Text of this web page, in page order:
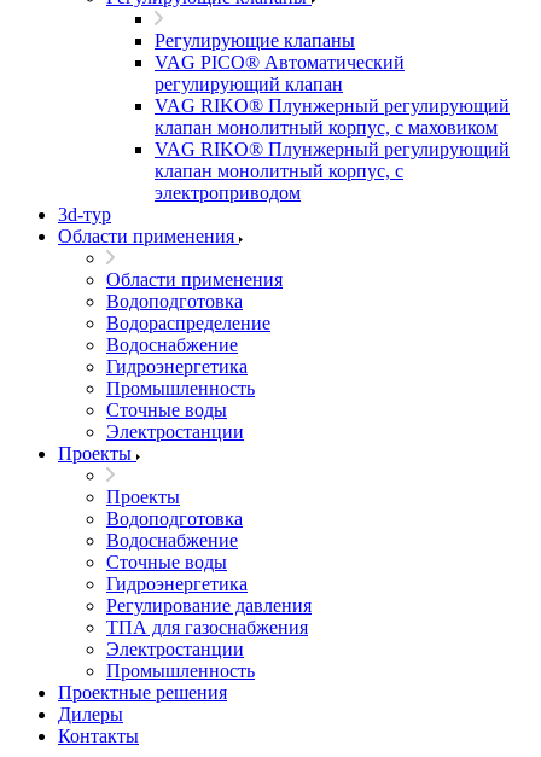
Регулирующие клапаны
VAG PICO® Автоматический
регулирующий клапан
VAG RIKO® Плунжерный регулирующий
клапан монолитный корпус, с маховиком
VAG RIKO® Плунжерный регулирующий
клапан монолитный корпус, с
электроприводом
3d-тур
Области применения
Области применения
Водоподготовка
Водораспределение
Водоснабжение
Гидроэнергетика
Промышленность
Сточные воды
Электростанции
Проекты
Проекты
Водоподготовка
Водоснабжение
Сточные воды
Гидроэнергетика
Регулирование давления
ТПА для газоснабжения
Электростанции
Промышленность
Проектные решения
Дилеры
Контакты